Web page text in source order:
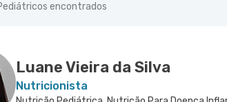
encontrados
Luane Vieira da Silva
Nutricionista